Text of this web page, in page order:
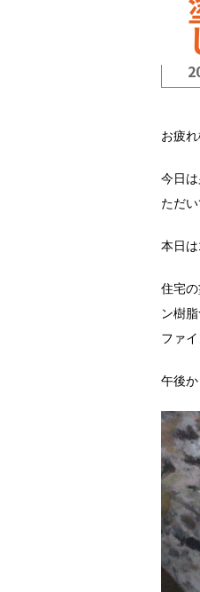
お疲
今日
ただ
本日
住宅
ン樹
ファ
午後